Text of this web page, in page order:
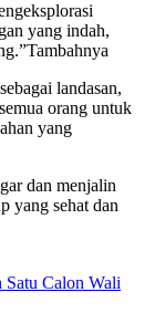
yang indah,
landasan,
orang untuk
yang
dan menjalin
yang sehat dan
Calon Wali